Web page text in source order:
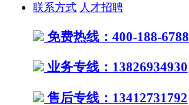
联系方式 人才招聘
免费热线：400-188-6788
业务专线：13826934930
售后专线：13412731792